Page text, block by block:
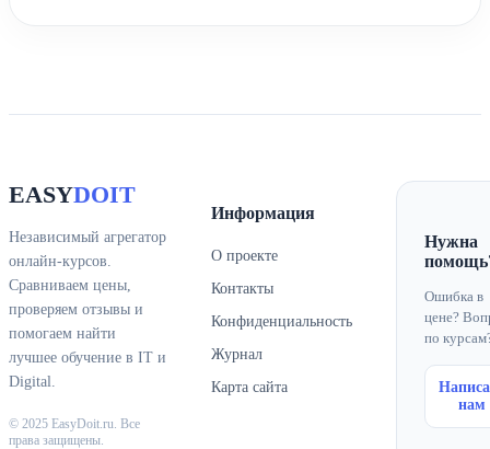
EASYDOIT
Независимый агрегатор
онлайн-курсов.
Сравниваем цены,
проверяем отзывы и
помогаем найти
лучшее обучение в IT и
Digital.
© 2025 EasyDoit.ru. Все
права защищены.
Информация
О проекте
Контакты
Конфиденциальность
Журнал
Карта сайта
Нужна
Ошибка в
цене?
по
нам